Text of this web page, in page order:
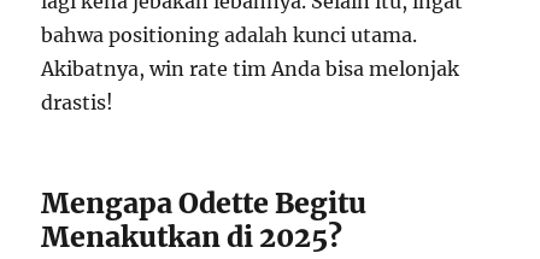
bahwa positioning adalah kunci utama.
Akibatnya, win rate tim Anda bisa melonjak
drastis!
Mengapa Odette Begitu
Menakutkan di 2025?